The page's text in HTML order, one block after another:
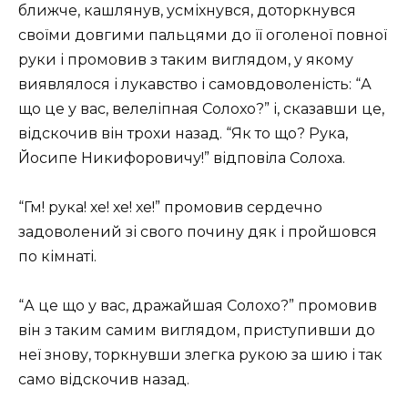
ближче, кашлянув, усміхнувся, доторкнувся
своїми довгими пальцями до її оголеної повної
руки і промовив з таким виглядом, у якому
виявлялося і лукавство і самовдоволеність: “А
що це у вас, велеліпная Солохо?” і, сказавши це,
відскочив він трохи назад. “Як то що? Рука,
Йосипе Никифоровичу!” відповіла Солоха.
“Гм! рука! хе! хе! хе!” промовив сердечно
задоволений зі свого почину дяк і пройшовся
по кімнаті.
“А це що у вас, дражайшая Солохо?” промовив
він з таким самим виглядом, приступивши до
неї знову, торкнувши злегка рукою за шию і так
само відскочив назад.